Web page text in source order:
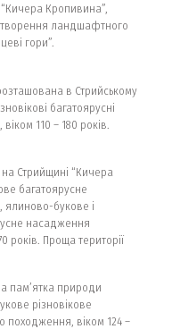
Кропивина”,
ландшафтного
гори”.
в Стрийському
багатоярусні
110 – 180 років.
Стрийщині “Кичера
багатоярусне
букове і
насадження
років. Проща території
пам’ятка природи
різновікове
походження, віком 124 –